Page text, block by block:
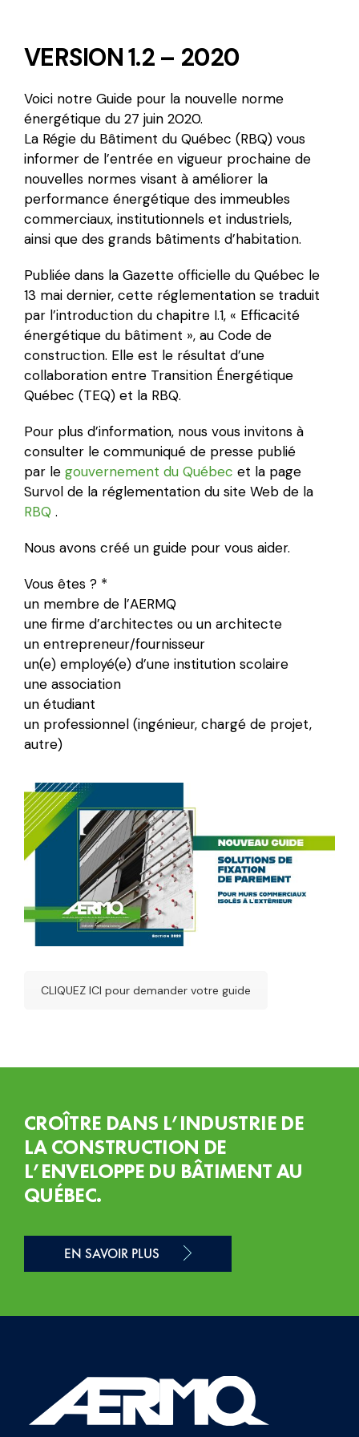
VERSION 1.2 – 2020
Voici notre Guide pour la nouvelle norme
énergétique du 27 juin 2020.
La Régie du Bâtiment du Québec (RBQ) vous
informer de l’entrée en vigueur prochaine de
nouvelles normes visant à améliorer la
performance énergétique des immeubles
commerciaux, institutionnels et industriels,
ainsi que des grands bâtiments d’habitation.
Publiée dans la Gazette officielle du Québec le
13 mai dernier, cette réglementation se traduit
par l’introduction du chapitre I.1, « Efficacité
énergétique du bâtiment », au Code de
construction. Elle est le résultat d’une
collaboration entre Transition Énergétique
Québec (TEQ) et la RBQ.
Pour plus d’information, nous vous invitons à
consulter le communiqué de presse publié
par le gouvernement du Québec et la page
Survol de la réglementation du site Web de la
RBQ .
Nous avons créé un guide pour vous aider.
Vous êtes ? *
un membre de l’AERMQ
une firme d’architectes ou un architecte
un entrepreneur/fournisseur
un(e) employé(e) d’une institution scolaire
une association
un étudiant
un professionnel (ingénieur, chargé de projet,
autre)
CLIQUEZ ICI pour demander votre guide
CROÎTRE DANS L’INDUSTRIE DE
LA CONSTRUCTION DE
L’ENVELOPPE DU BÂTIMENT AU
QUÉBEC.
EN SAVOIR PLUS